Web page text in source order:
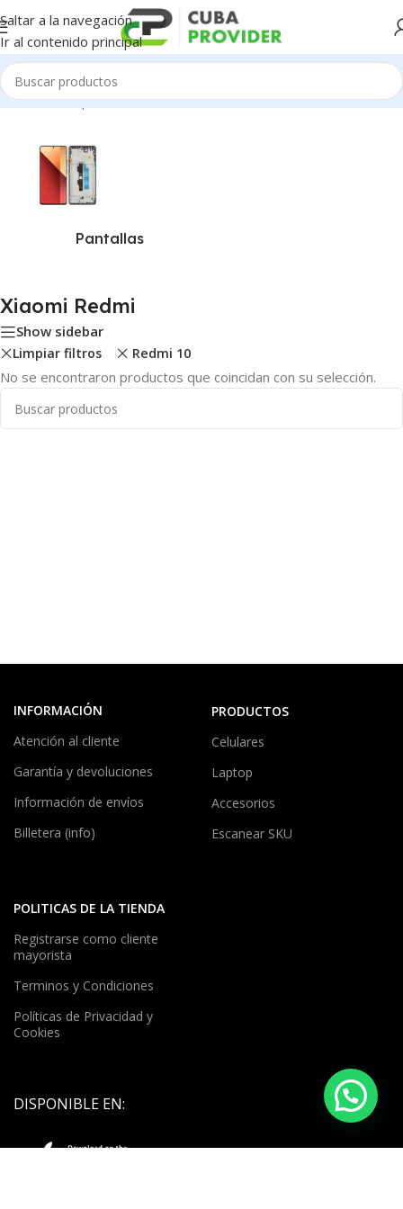
Saltar a la navegación
Ir al contenido principal
Inicio/Piezas para Celulares/Xiaomi Redmi
Pantallas
Xiaomi Redmi
Show sidebar
Limpiar filtros Redmi 10
No se encontraron productos que coincidan con su selección.
INFORMACIÓN
Atención al cliente
Garantía y devoluciones
Información de envíos
Billetera (info)
PRODUCTOS
Celulares
Laptop
Accesorios
Escanear SKU
POLITICAS DE LA TIENDA
Registrarse como cliente
mayorista
Terminos y Condiciones
Políticas de Privacidad y
Cookies
DISPONIBLE EN: